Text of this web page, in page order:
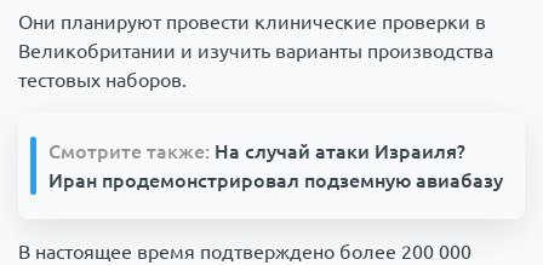
Они планируют провести клинические проверки в
Великобритании и изучить варианты производства
тестовых наборов.
Смотрите также: На случай атаки Израиля?
Иран продемонстрировал подземную авиабазу
В настоящее время подтверждено более 200 000